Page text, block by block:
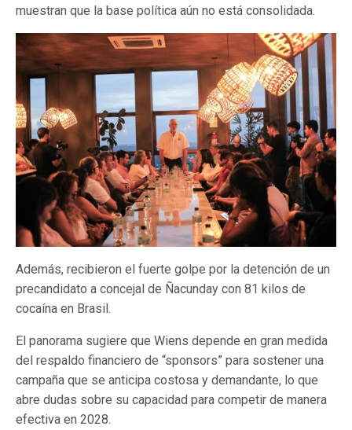
muestran que la base política aún no está consolidada.
Además, recibieron el fuerte golpe por la detención de un
precandidato a concejal de Ñacunday con 81 kilos de
cocaína en Brasil.
El panorama sugiere que Wiens depende en gran medida
del respaldo financiero de “sponsors” para sostener una
campaña que se anticipa costosa y demandante, lo que
abre dudas sobre su capacidad para competir de manera
efectiva en 2028.